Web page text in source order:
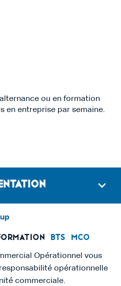
ou en formation
en entreprise par semaine.
BTS MCO
Opérationnel vous
opérationnelle
commerciale.